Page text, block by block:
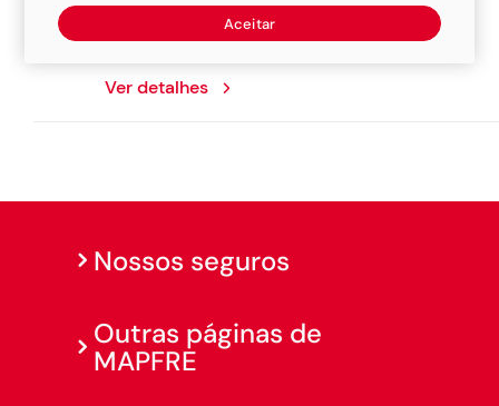
Avenida Bélgica, 1220, 38405-030,
Uberlândia
Ver detalhes
Nossos seguros
Outras páginas de
MAPFRE
Aceitar